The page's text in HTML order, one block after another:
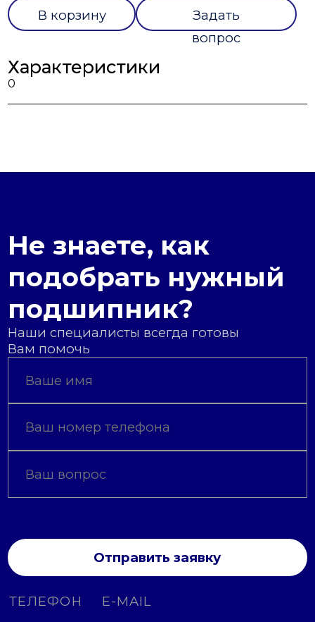
В корзину
Задать
вопрос
Характеристики
0
Не знаете, как
подобрать нужный
подшипник?
Наши специалисты всегда готовы
Вам помочь
Отправить заявку
ТЕЛЕФОН E-MAIL